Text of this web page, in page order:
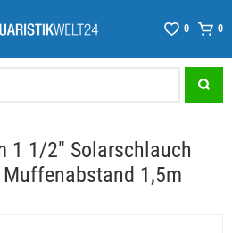
0 0
1 1/2" Solarschlauch
1,5m